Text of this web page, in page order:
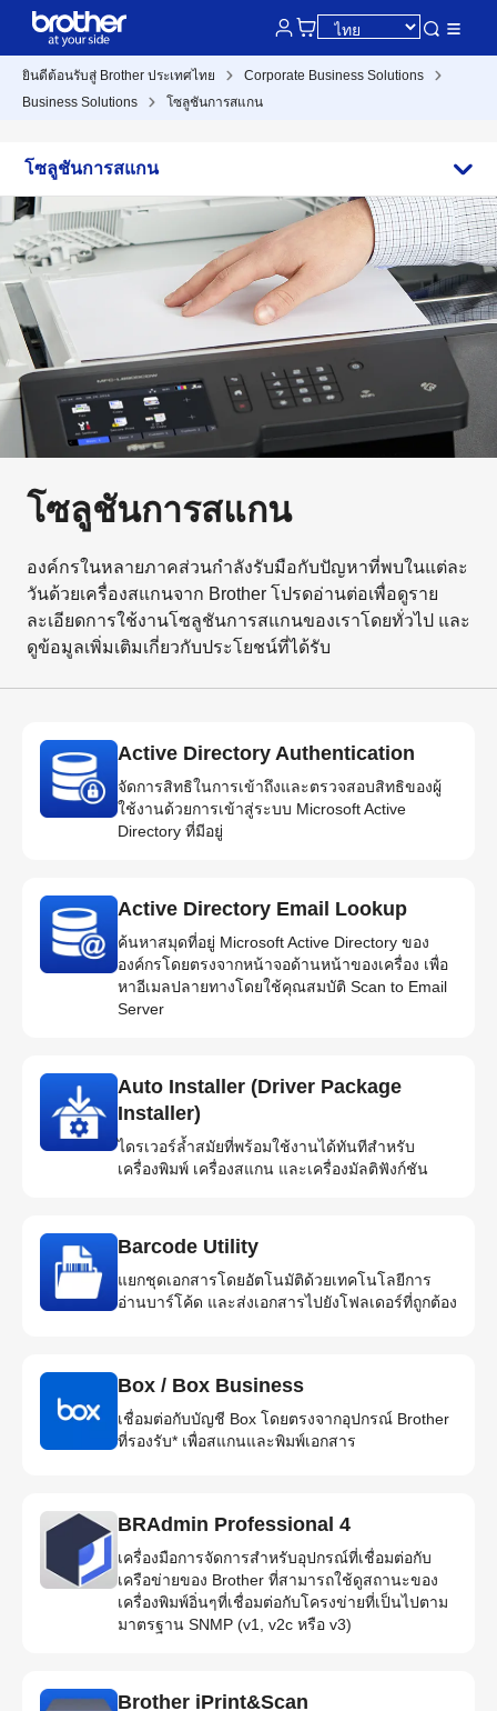
ยินดีต้อนรับสู่ Brother ประเทศไทย
Corporate Business Solutions
Business Solutions
โซลูชันการสแกน
โซลูชันการสแกน
โซลูชันการสแกน
องค์กรในหลายภาคส่วนกำลังรับมือกับปัญหาที่พบในแต่ละ
วันด้วยเครื่องสแกนจาก Brother โปรดอ่านต่อเพื่อดูราย
ละเอียดการใช้งานโซลูชันการสแกนของเราโดยทั่วไป และ
ดูข้อมูลเพิ่มเติมเกี่ยวกับประโยชน์ที่ได้รับ
Active Directory Authentication
จัดการสิทธิในการเข้าถึงและตรวจสอบสิทธิของผู้
ใช้งานด้วยการเข้าสู่ระบบ Microsoft Active
Directory ที่มีอยู่
Active Directory Email Lookup
ค้นหาสมุดที่อยู่ Microsoft Active Directory ของ
องค์กรโดยตรงจากหน้าจอด้านหน้าของเครื่อง เพื่อ
หาอีเมลปลายทางโดยใช้คุณสมบัติ Scan to Email
Server
Auto Installer (Driver Package
Installer)
ไดรเวอร์ล้ำสมัยที่พร้อมใช้งานได้ทันทีสำหรับ
เครื่องพิมพ์ เครื่องสแกน และเครื่องมัลติฟังก์ชัน
Barcode Utility
แยกชุดเอกสารโดยอัตโนมัติด้วยเทคโนโลยีการ
อ่านบาร์โค้ด และส่งเอกสารไปยังโฟลเดอร์ที่ถูกต้อง
Box / Box Business
เชื่อมต่อกับบัญชี Box โดยตรงจากอุปกรณ์ Brother
ที่รองรับ* เพื่อสแกนและพิมพ์เอกสาร
BRAdmin Professional 4
เครื่องมือการจัดการสำหรับอุปกรณ์ที่เชื่อมต่อกับ
เครือข่ายของ Brother ที่สามารถใช้ดูสถานะของ
เครื่องพิมพ์อิ่นๆที่เชื่อมต่อกับโครงข่ายที่เป็นไปตาม
มาตรฐาน SNMP (v1, v2c หรือ v3)
Brother iPrint&Scan